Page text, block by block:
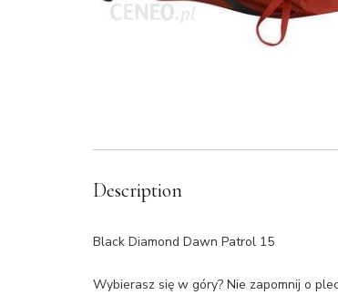
Description
Black Diamond Dawn Patrol 15
Wybierasz się w góry? Nie zapomnij o